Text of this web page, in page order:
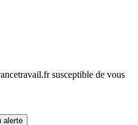
susceptible de vous
alerte